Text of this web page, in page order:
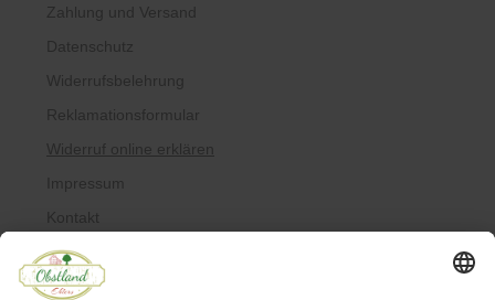
Zahlung und Versand
Datenschutz
Widerrufsbelehrung
Reklamationsformular
Widerruf online erklären
Impressum
Kontakt
Über uns
Allergiker